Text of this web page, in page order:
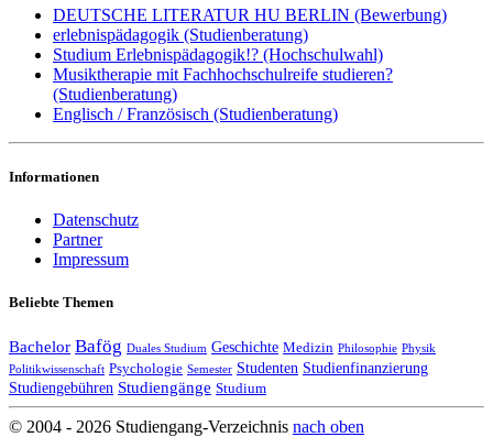
DEUTSCHE LITERATUR HU BERLIN (Bewerbung)
erlebnispädagogik (Studienberatung)
Studium Erlebnispädagogik!? (Hochschulwahl)
Musiktherapie mit Fachhochschulreife studieren?
(Studienberatung)
Englisch / Französisch (Studienberatung)
Informationen
Datenschutz
Partner
Impressum
Beliebte Themen
Bachelor Bafög Duales Studium Geschichte Medizin Philosophie Physik
Politikwissenschaft Psychologie Semester Studenten Studienfinanzierung
Studiengebühren Studiengänge Studium
© 2004 - 2026 Studiengang-Verzeichnis nach oben